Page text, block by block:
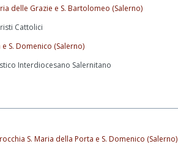
delle Grazie e S. Bartolomeo (Salerno)
Cattolici
S. Domenico (Salerno)
Interdiocesano Salernitano
S. Maria della Porta e S. Domenico (Salerno)